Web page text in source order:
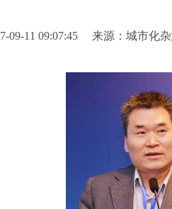
09-11 09:07:45 来源：城市